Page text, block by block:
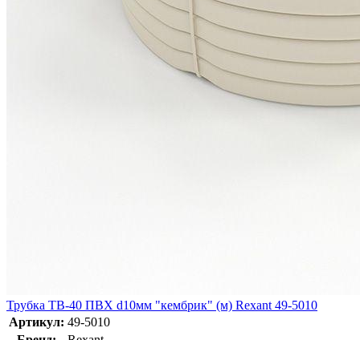
Трубка ТВ-40 ПВХ d10мм "кембрик" (м) Rexant 49-5010
Артикул: 49-5010